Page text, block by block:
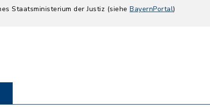
Staatsministerium der Justiz (siehe BayernPortal)